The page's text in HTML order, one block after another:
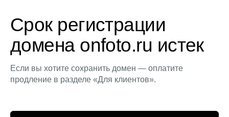
Срок регистрации
домена onfoto.ru истек
Если вы хотите сохранить домен — оплатите
продление в разделе «Для клиентов».